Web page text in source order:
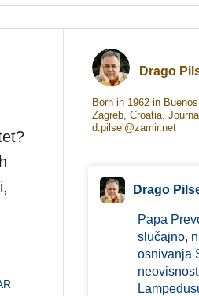
Drago
Born in 1962 in
Zagreb, Croatia.
d.pilsel@zamir.net
Drago
Papa
slučajno,
osnivanja